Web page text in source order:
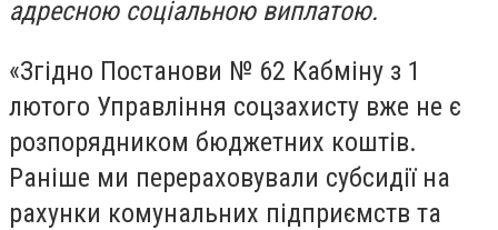
адресною соціальною виплатою.
«Згідно Постанови № 62 Кабміну з 1
лютого Управління соцзахисту вже не є
розпорядником бюджетних коштів.
Раніше ми перераховували субсидії на
рахунки комунальних підприємств та